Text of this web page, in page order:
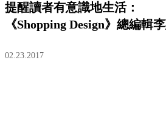
提醒讀者有意識地生活：
《Shopping Design》總編輯
02.23.2017